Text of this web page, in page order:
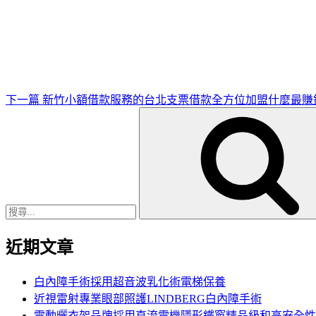
下一篇 新竹小額借款服務的台北支票借款全方位加盟什麼最賺
近期文章
白內障手術採用超音波乳化術電梯保養
近視雷射專業眼部照護LINDBERG白內障手術